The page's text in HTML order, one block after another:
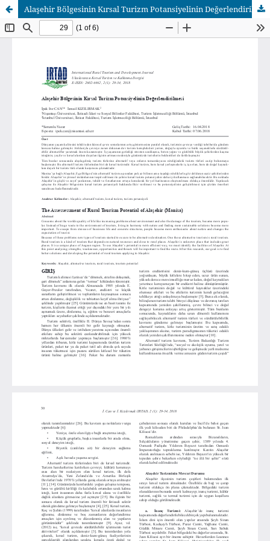
Alaşehir Bölgesinin Kırsal Turizm Potansiyelinin Değerlendirilmesi